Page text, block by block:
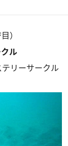
）
ル
リーサークル